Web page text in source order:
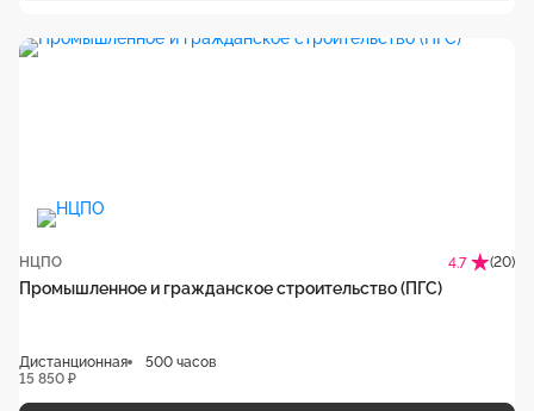
НЦПО 4.7 (20)
Промышленное и гражданское строительство (ПГС)
Дистанционная
500 часов
15 850 ₽